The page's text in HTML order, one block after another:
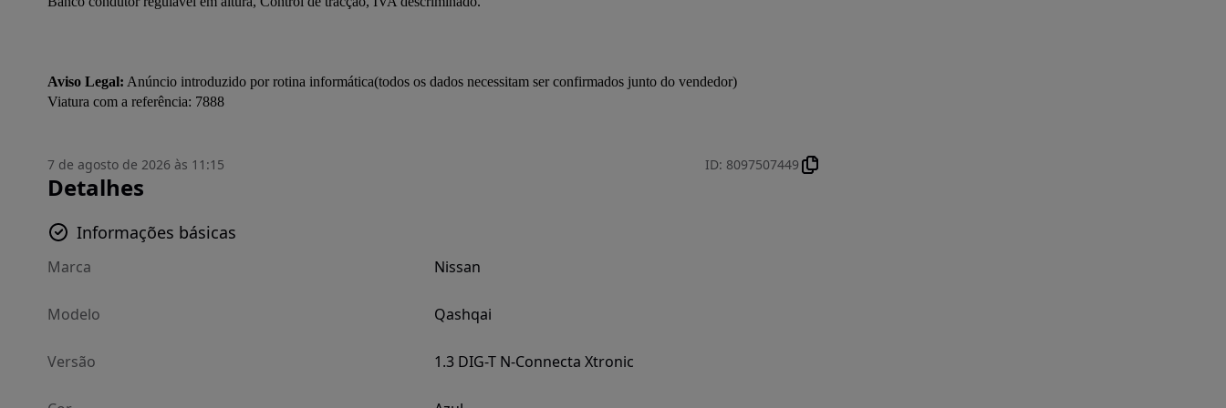
Aviso Legal: Anúncio introduzido por rotina informática(todos os dados necessitam ser confirmados junto do vendedor)
7 de agosto de 2026 às 11:15 ID: 8097507449
Detalhes
Informações básicas
Marca Nissan
Modelo Qashqai
Versão 1.3 DIG-T N-Connecta Xtronic